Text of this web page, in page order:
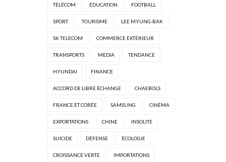
TÉLÉCOM ÉDUCATION FOOTBALL
SPORT TOURISME LEE MYUNG-BAK
SK TELECOM COMMERCE EXTÉRIEUR
TRANSPORTS MEDIA TENDANCE
HYUNDAI FINANCE
ACCORD DE LIBRE ÉCHANGE CHAEBOLS
FRANCE ET CORÉE SAMSUNG CINÉMA
EXPORTATIONS CHINE INSOLITE
SUICIDE DÉFENSE ÉCOLOGIE
CROISSANCE VERTE IMPORTATIONS